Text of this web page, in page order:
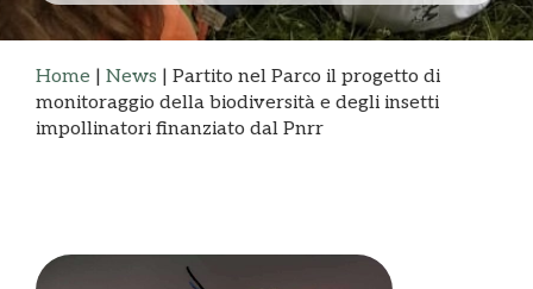
Home | News | Partito nel Parco il progetto di
monitoraggio della biodiversità e degli insetti
impollinatori finanziato dal Pnrr